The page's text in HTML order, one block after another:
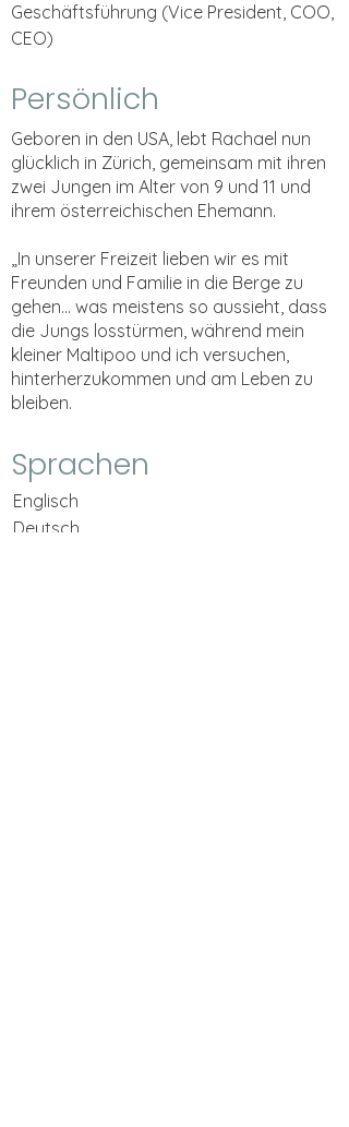
Geschäftsführung (Vice President, COO,
CEO)
Persönlich
Geboren in den USA, lebt Rachael nun
glücklich in Zürich, gemeinsam mit ihren
zwei Jungen im Alter von 9 und 11 und
ihrem österreichischen Ehemann.
„In unserer Freizeit lieben wir es mit
Freunden und Familie in die Berge zu
gehen... was meistens so aussieht, dass
die Jungs losstürmen, während mein
kleiner Maltipoo und ich versuchen,
hinterherzukommen und am Leben zu
bleiben.
Sprachen
Englisch
Deutsch